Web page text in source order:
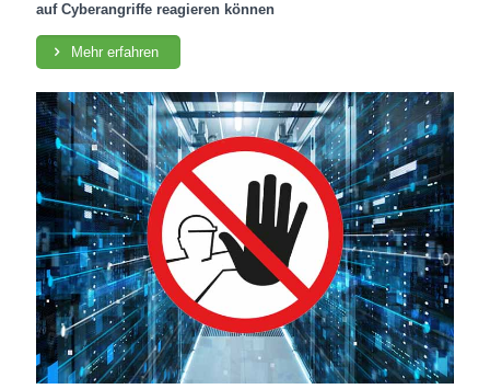
auf Cyberangriffe reagieren können
Mehr erfahren